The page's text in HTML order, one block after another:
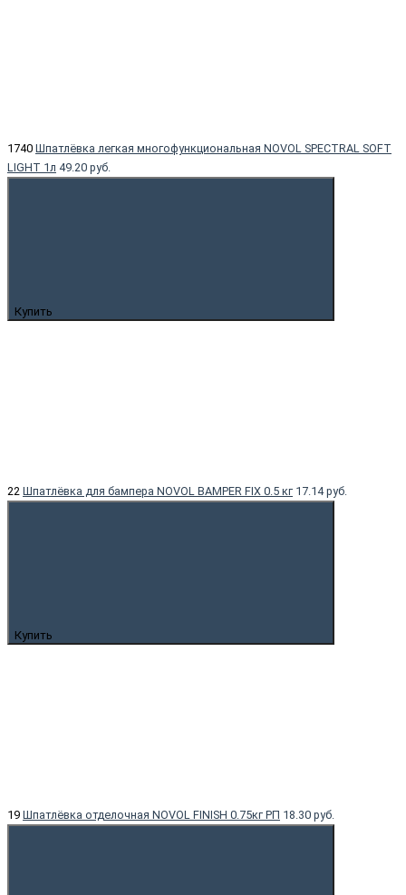
1740 Шпатлёвка легкая многофункциональная NOVOL SPECTRAL SOFT
LIGHT 1л 49.20 руб.
Купить
22 Шпатлёвка для бампера NOVOL BAMPER FIX 0.5 кг 17.14 руб.
Купить
19 Шпатлёвка отделочная NOVOL FINISH 0.75кг РП 18.30 руб.